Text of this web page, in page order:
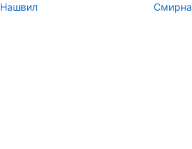
Нашвил
Смирна